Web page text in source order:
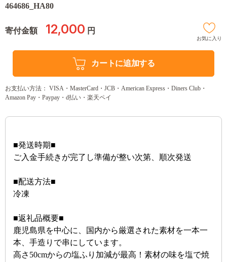
464686_HA80
寄付金額 12,000 円
お気に入り
カートに追加する
お支払い方法： VISA・MasterCard・JCB・American Express・Diners Club・
Amazon Pay・Paypay・d払い・楽天ペイ
■発送時期■
ご入金手続きが完了し準備が整い次第、順次発送
■配送方法■
冷凍
■返礼品概要■
鹿児島県を中心に、国内から厳選された素材を一本一
本、手造りで串にしています。
高さ50cmからの塩ふり加減が最高！素材の味を塩で焼